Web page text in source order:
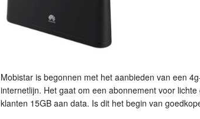
Mobistar is begonnen met het aanbieden van een
internetlijn. Het gaat om een abonnement voor
klanten 15GB aan data. Is dit het begin van